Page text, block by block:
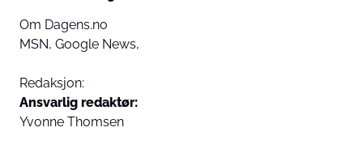
Om Dagens.no
MSN, Google News,
Redaksjon:
Ansvarlig redaktør:
Yvonne Thomsen